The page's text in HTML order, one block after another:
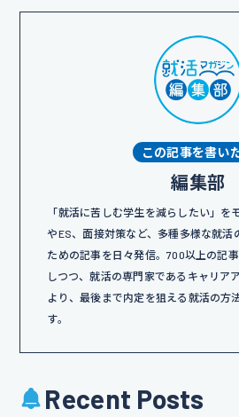
この記事を書い
編集部
「就活に苦しむ学生を減らしたい」を
やES、面接対策など、多種多様な就活
ための記事を日々発信。700以上の記
しつつ、就活の専門家であるキャリア
より、最後まで内定を狙える就活の方
す。
Recent Posts